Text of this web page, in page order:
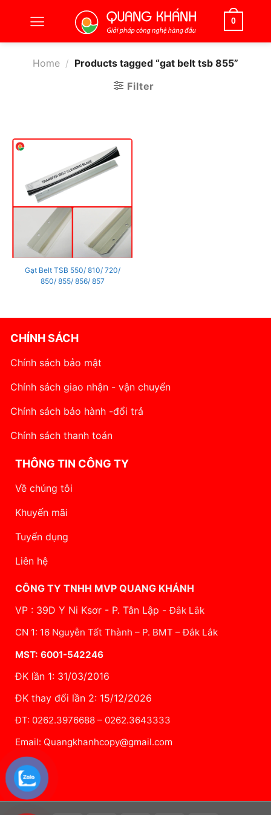
0
Home / Products tagged “gat belt tsb 855”
Filter
Gạt Belt TSB 550/ 810/ 720/
850/ 855/ 856/ 857
CHÍNH SÁCH
Chính sách bảo mật
Chính sách giao nhận - vận chuyển
Chính sách bảo hành -đổi trả
Chính sách thanh toán
THÔNG TIN CÔNG TY
Về chúng tôi
Khuyến mãi
Tuyển dụng
Liên hệ
CÔNG TY TNHH MVP QUANG KHÁNH
VP : 39D Y Ni Ksơr - P. Tân Lập -Đắk Lắk
CN 1: 16 Nguyễn Tất Thành – P. BMT – Đắk Lắk
MST: 6001-542246
ĐK lần 1: 31/03/2016
ĐK thay đổi lần 2: 15/12/2026
ĐT: 0262.3976688 – 0262.3643333
Email: Quangkhanhcopy@gmail.com